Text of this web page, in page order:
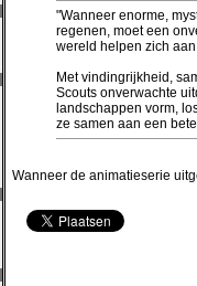
"Wanneer enorme,
regenen, moet een
wereld helpen zich
Met vindingrijkheid,
Scouts onverwachte
landschappen vorm,
ze samen aan een
Wanneer de animatieserie